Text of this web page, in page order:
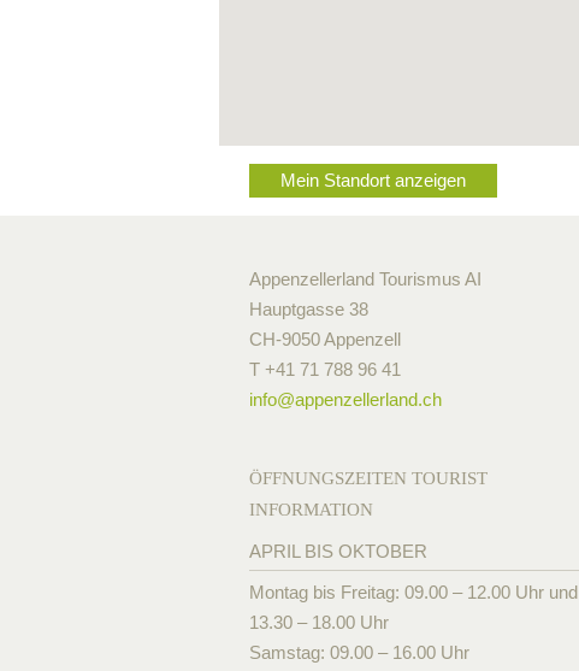
Mein Standort anzeigen
Appenzellerland Tourismus AI
Hauptgasse 38
CH-9050 Appenzell
T +41 71 788 96 41
info@appenzellerland.ch
ÖFFNUNGSZEITEN TOURIST
INFORMATION
APRIL BIS OKTOBER
Montag bis Freitag: 09.00 – 12.00 Uhr und
13.30 – 18.00 Uhr
Samstag: 09.00 – 16.00 Uhr